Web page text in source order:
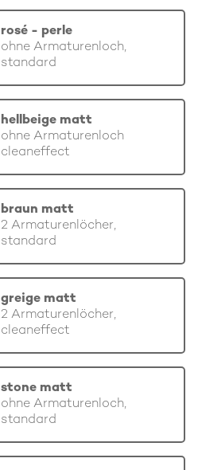
rosé - perle
ohne Armaturenloch,
standard
hellbeige matt
ohne Armaturenloch
cleaneffect
braun matt
2 Armaturenlöcher,
standard
greige matt
2 Armaturenlöcher,
cleaneffect
stone matt
ohne Armaturenloch,
standard